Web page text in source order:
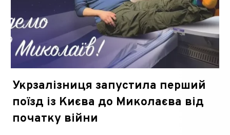
Укрзалізниця запустила перший
поїзд із Києва до Миколаєва від
початку війни